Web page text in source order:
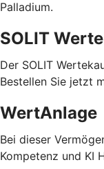
Palladium.
SOLIT
Der SOLIT
Bestellen Sie jetzt
WertAnlage
Bei dieser
Kompetenz und KI